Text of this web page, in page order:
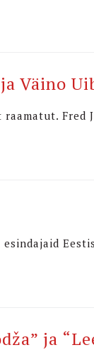
Väino
Fred
ja